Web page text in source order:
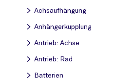
Achsaufhängung
Anhängerkupplung
Antrieb: Achse
Antrieb: Rad
Batterien